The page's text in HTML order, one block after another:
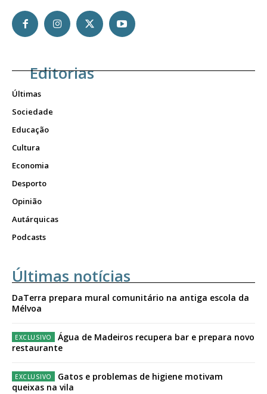
Editorias
Últimas
Sociedade
Educação
Cultura
Economia
Desporto
Opinião
Autárquicas
Podcasts
Últimas notícias
DaTerra prepara mural comunitário na antiga escola da
Mélvoa
Água de Madeiros recupera bar e prepara novo
restaurante
Gatos e problemas de higiene motivam
queixas na vila